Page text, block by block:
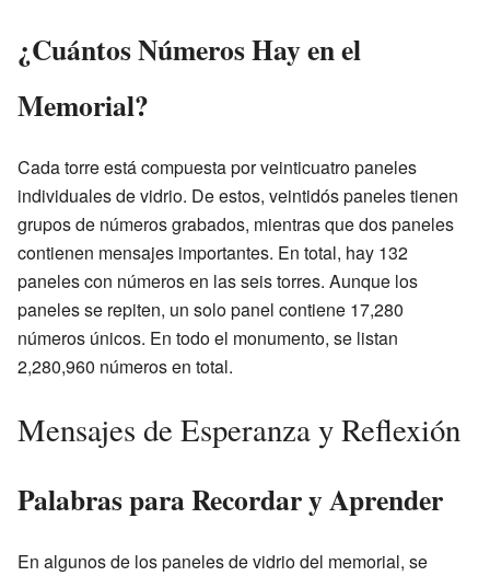
¿Cuántos Números Hay en el
Memorial?
Cada torre está compuesta por veinticuatro paneles
individuales de vidrio. De estos, veintidós paneles tienen
grupos de números grabados, mientras que dos paneles
contienen mensajes importantes. En total, hay 132
paneles con números en las seis torres. Aunque los
paneles se repiten, un solo panel contiene 17,280
números únicos. En todo el monumento, se listan
2,280,960 números en total.
Mensajes de Esperanza y Reflexión
Palabras para Recordar y Aprender
En algunos de los paneles de vidrio del memorial, se